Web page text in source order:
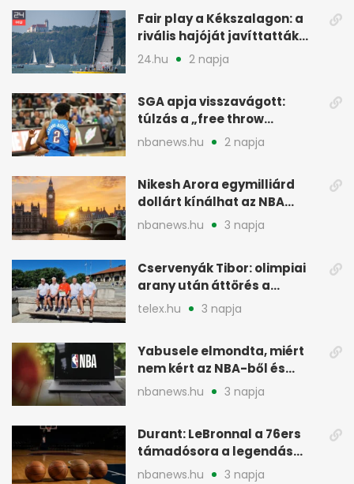
Fair play a Kékszalagon: a
rivális hajóját javíttatták
meg
24.hu 2 napja
SGA apja visszavágott:
túlzás a „free throw
merchant” címke?
nbanews.hu 2 napja
Nikesh Arora egymilliárd
dollárt kínálhat az NBA
Europe londoni csapatáért
nbanews.hu 3 napja
Cservenyák Tibor: olimpiai
arany után áttörés a
rákkutatásban
telex.hu 3 napja
Yabusele elmondta, miért
nem kért az NBA-ből és
miért jött Európába
nbanews.hu 3 napja
Durant: LeBronnal a 76ers
támadósora a legendás
Warriorsra emlékeztet
nbanews.hu 3 napja